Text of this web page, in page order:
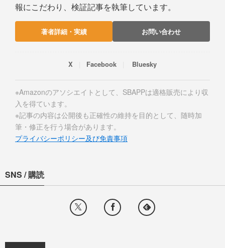
報にこだわり、検証記事を執筆しています。
著者詳細・実績 お問い合わせ
X Facebook Bluesky
※Amazonのアソシエイトとして、SBAPPは適格販売により収
入を得ています。
※記事の内容は公開後も正確性の維持を目的として、随時加
筆・修正を行う場合があります。
プライバシーポリシー及び免責事項
SNS / 購読